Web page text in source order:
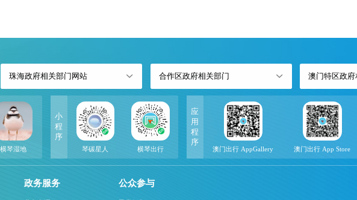
珠海政府相关部门网站 合作区政府相关部门 澳门特区政
横琴湿地
小
程
序
琴碳星人 横琴出行
应
用
程
序
澳门出行 AppGallery 澳门出行 App Store
政务服务 公众参与